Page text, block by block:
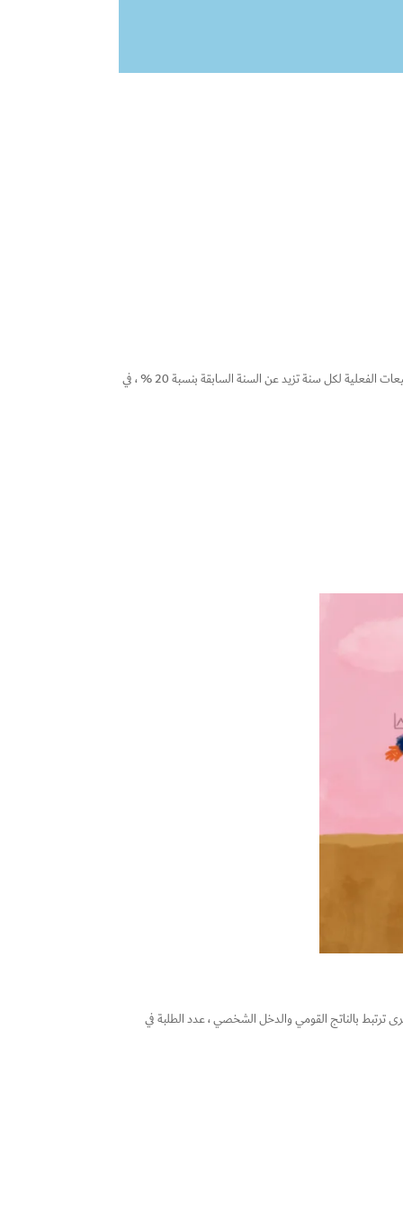
طبقا لهذه الطريقة يتم تحليل مبيعات الفترات السابقة وتدرس اتجاهاتها بهدف تحديد المبيعات المنتظرة خلال الفترة القادمة . مثلا قد يتضح للمنشأة أن المبيعات الفعلية لكل سنة تزيد عن السنة السابقة بنسبة 20 % ، في
ترتبط بالناتج القومي والدخل الشخصي ، عدد الطلبة في